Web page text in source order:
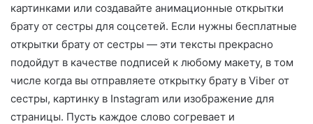
картинками или создавайте анимационные открытки
брату от сестры для соцсетей. Если нужны бесплатные
открытки брату от сестры — эти тексты прекрасно
подойдут в качестве подписей к любому макету, в том
числе когда вы отправляете открытку брату в Viber от
сестры, картинку в Instagram или изображение для
страницы. Пусть каждое слово согревает и